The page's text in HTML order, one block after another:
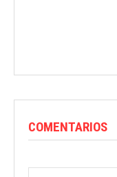
COMENTARIOS